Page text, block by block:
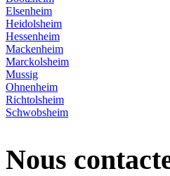
Elsenheim
Heidolsheim
Hessenheim
Mackenheim
Marckolsheim
Mussig
Ohnenheim
Richtolsheim
Schwobsheim
Nous